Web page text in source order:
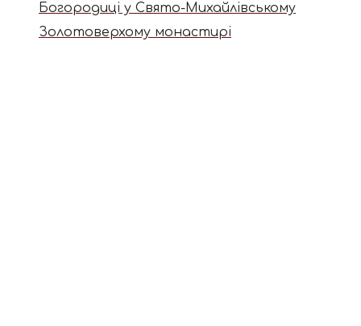
Богородиці у Свято-Михайлівському
Золотоверхому монастирі